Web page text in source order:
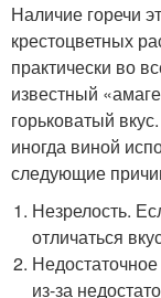
Наличие горечи
крестоцветных
практически во
известный
горьковатый
иногда виной
следующие
Незрелость.
отличаться
из-за